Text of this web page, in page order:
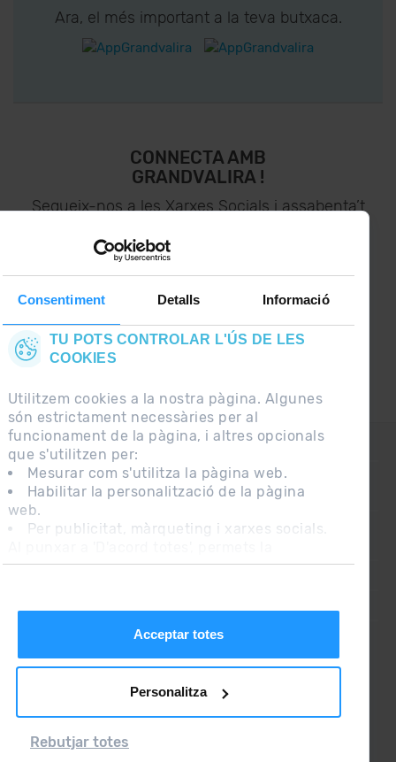
Consentiment Detalls Informació
TU POTS CONTROLAR L'ÚS DE LES
COOKIES
Utilitzem cookies a la nostra pàgina. Algunes
són estrictament necessàries per al
funcionament de la pàgina, i altres opcionals
que s'utilitzen per:
Mesurar com s'utilitza la pàgina web.
Habilitar la personalització de la pàgina
web.
Per publicitat, màrqueting i xarxes socials.
instal·lació de les cookies. Si prefereixes
Acceptar totes
Personalitza
Rebutjar totes
Ara, el més important a la teva butxaca.
CONNECTA AMB
GRANDVALIRA !
Segueix-nos a les Xarxes Socials i assabenta’t
lo últim el primer :)
CONTACTE
PREGUNTES FREQÜENTS